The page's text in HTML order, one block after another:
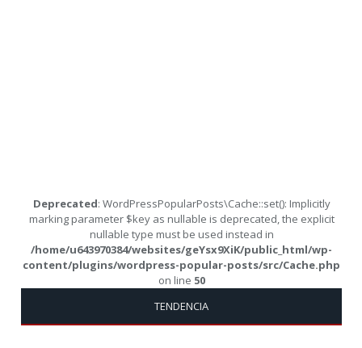
Deprecated: WordPressPopularPosts\Cache::set(): Implicitly
marking parameter $key as nullable is deprecated, the explicit
nullable type must be used instead in
/home/u643970384/websites/geYsx9XiK/public_html/wp-
content/plugins/wordpress-popular-posts/src/Cache.php
on line 50
TENDENCIA